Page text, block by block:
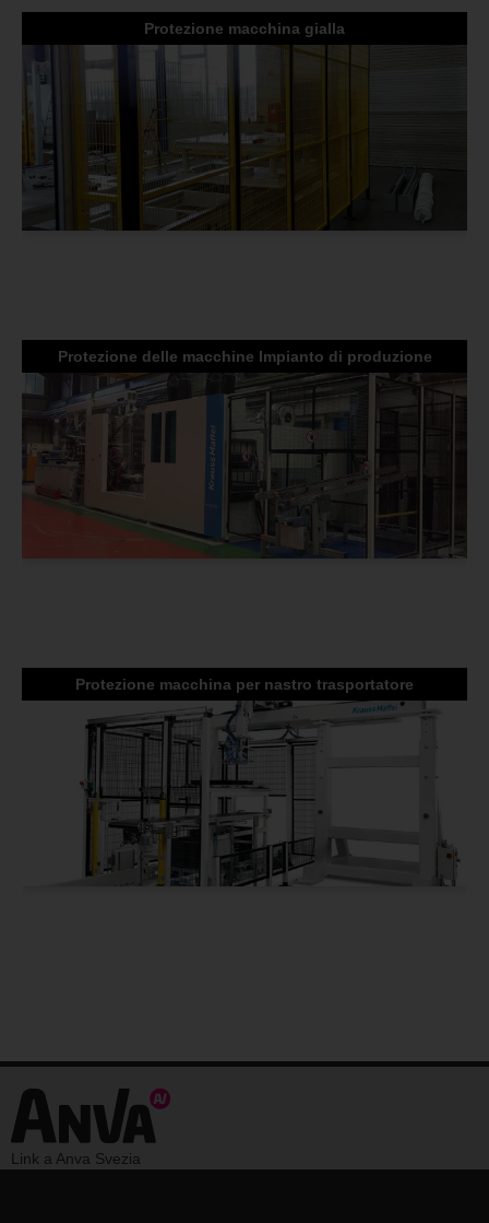
Protezione macchina gialla
Protezione delle macchine Impianto di produzione
Protezione macchina per nastro trasportatore
Link a Anva Svezia